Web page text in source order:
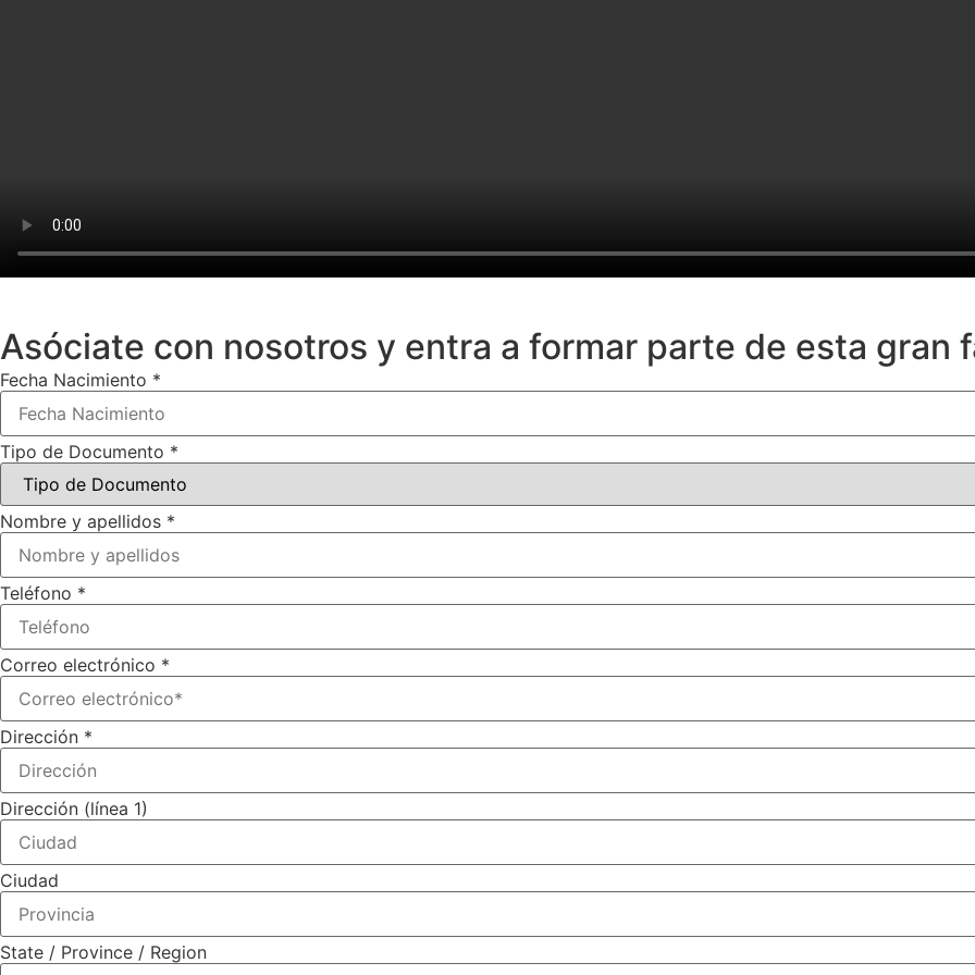
Asóciate con nosotros y entra a formar parte de esta gran
Fecha Nacimiento *
Tipo de Documento *
Nombre y apellidos *
Teléfono *
Correo electrónico *
Dirección *
Dirección (línea 1)
Ciudad
State / Province / Region